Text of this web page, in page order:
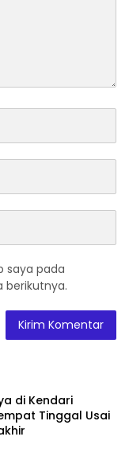
saya pada
berikutnya.
di Kendari
Tinggal Usai